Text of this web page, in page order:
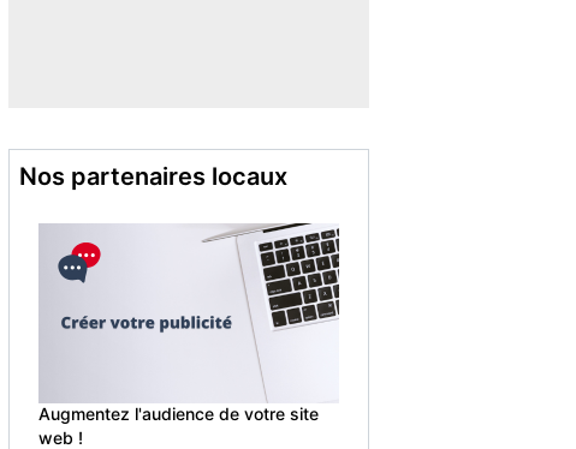
Nos partenaires locaux
Augmentez l'audience de votre site
web !